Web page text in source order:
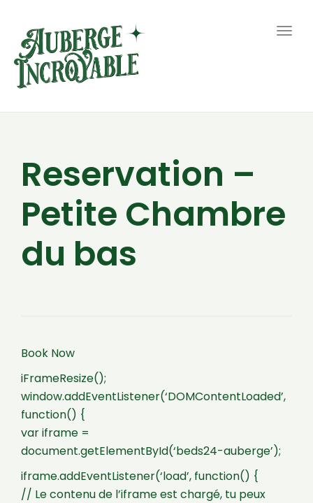
Reservation –
Petite Chambre
du bas
Book Now
iFrameResize();
window.addEventListener(‘DOMContentLoaded’,
function() {
var iframe =
document.getElementById(‘beds24-auberge’);
iframe.addEventListener(‘load’, function() {
// Le contenu de l’iframe est chargé, tu peux